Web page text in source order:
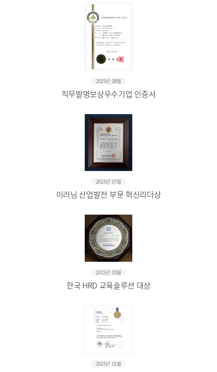
2015년 08월
직무발명보상우수기업 인증서
2015년 07월
이러닝 산업발전 부문 혁신리더상
2015년 03월
한국 HRD 교육솔루션 대상
2015년 01월